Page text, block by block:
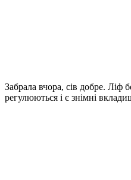
Забрала вчора, сів добре. Ліф
регулюються і є знімні